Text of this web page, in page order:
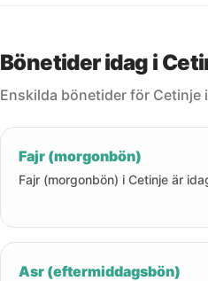
Bönetider idag i
Enskilda bönetider för Cetinje
Fajr (morgonbön)
Fajr (morgonbön) i Cetinje är
Asr (eftermiddagsbön)